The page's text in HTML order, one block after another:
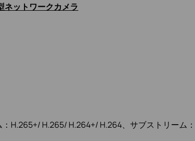
ットワークカメラ
H.265+/ H.265/ H.264+/ H.264、サブストリーム：